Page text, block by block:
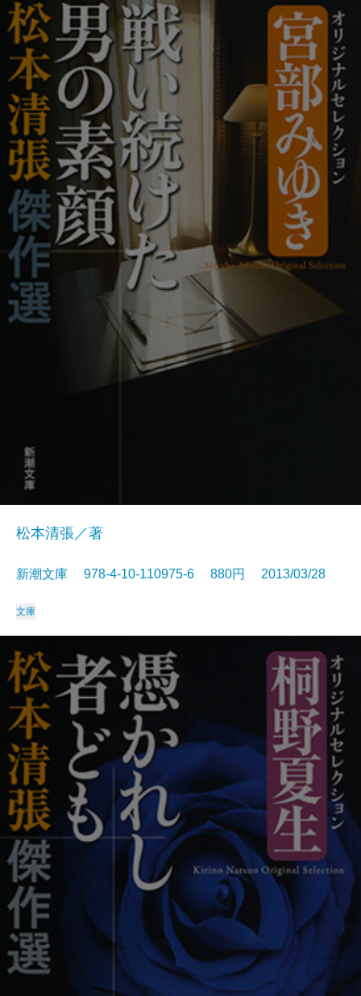
松本清張／著
新潮文庫 978-4-10-110975-6 880円 2013/03/28
文庫